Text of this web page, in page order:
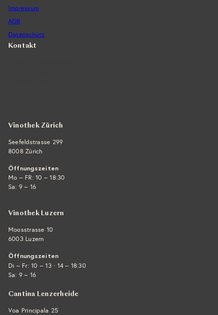
Impressum
AGB
Datenschutz
Kontakt
Vinothek Zürich
Seefeldstrasse 299
8008 Zürich
Öffnungszeiten
Mo – FR: 10 – 18:30
Sa: 9 – 16
Vinothek Luzern
Moosstrasse 10
6003 Luzern
Öffnungszeiten
Di – Fr: 10 – 13 · 14 – 18:30
Sa: 9 – 16
Cantina Lenzerheide
Voa Principala 25